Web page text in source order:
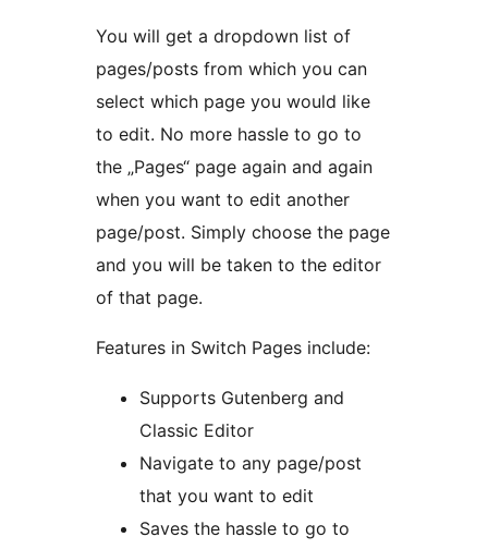
You will get a dropdown list of
pages/posts from which you can
select which page you would like
to edit. No more hassle to go to
the „Pages“ page again and again
when you want to edit another
page/post. Simply choose the page
and you will be taken to the editor
of that page.
Features in Switch Pages include:
Supports Gutenberg and
Classic Editor
Navigate to any page/post
that you want to edit
Saves the hassle to go to